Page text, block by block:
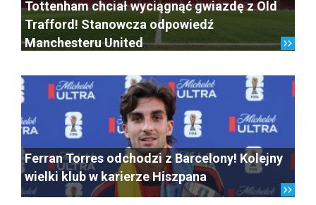
Tottenham chciał wyciągnąć gwiazdę z Old
Trafford! Stanowcza odpowiedź
Manchesteru United
Ferran Torres odchodzi z Barcelony! Kolejny
wielki klub w karierze Hiszpana